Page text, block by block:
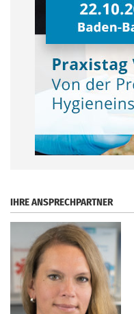
IHRE ANSPRECHPARTNER